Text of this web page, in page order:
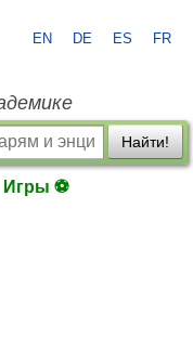
EN DE ES FR
Найти!
Игры ⚽